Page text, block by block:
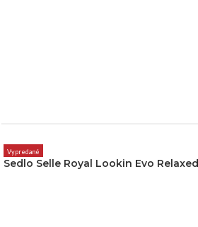
Vypredané
Sedlo Selle Royal Lookin Evo Relaxed